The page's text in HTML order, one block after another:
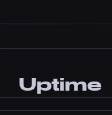
Uptime
99.5%